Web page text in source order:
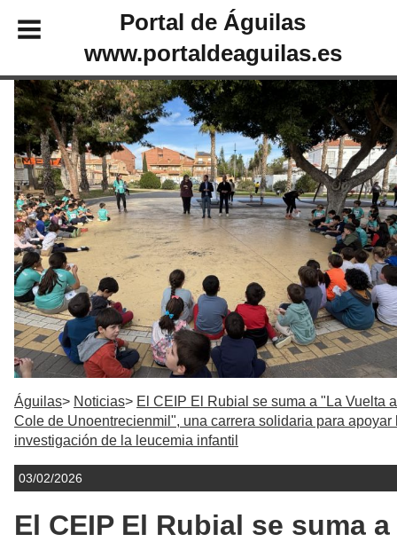
Portal de Águilas
www.portaldeaguilas.es
Águilas Noticias
El CEIP El Rubial se suma a "La Vuelta
Cole de Unoentrecienmil", una carrera solidaria para apoyar
investigación de la leucemia infantil
03/02/2026
El CEIP El Rubial se suma a